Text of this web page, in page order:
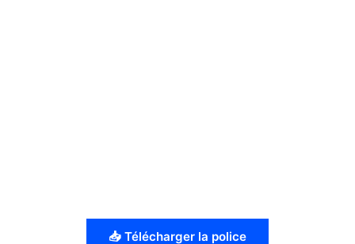
📥 Télécharger la police